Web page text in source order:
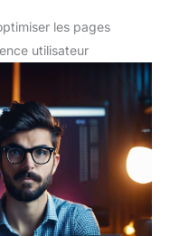
les pages
utilisateur